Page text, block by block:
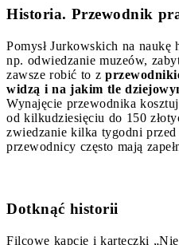
Historia. Przewodnik
Pomysł Jurkowskich na
np. odwiedzanie muzeów,
zawsze robić to z
widzą i na jakim tle
Wynajęcie przewodnika
od kilkudziesięciu do 150
zwiedzanie kilka tygodni
przewodnicy często mają
Dotknąć historii
Filcowe kapcie i karteczki